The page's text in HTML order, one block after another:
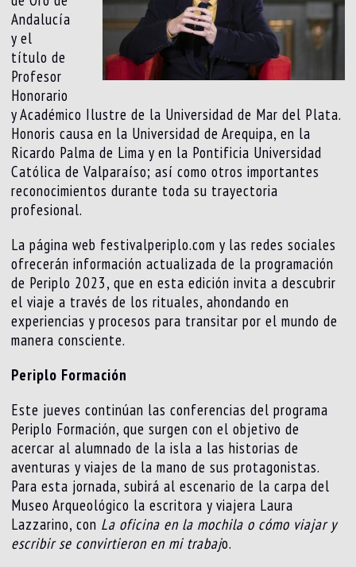
Andalucía
y el
título de
Profesor
Honorario
y Académico Ilustre de la Universidad de Mar del Plata.
Honoris causa en la Universidad de Arequipa, en la
Ricardo Palma de Lima y en la Pontificia Universidad
Católica de Valparaíso; así como otros importantes
reconocimientos durante toda su trayectoria
profesional.
La página web festivalperiplo.com y las redes sociales
ofrecerán información actualizada de la programación
de Periplo 2023, que en esta edición invita a descubrir
el viaje a través de los rituales, ahondando en
experiencias y procesos para transitar por el mundo de
manera consciente.
Periplo Formación
Este jueves continúan las conferencias del programa
Periplo Formación, que surgen con el objetivo de
acercar al alumnado de la isla a las historias de
aventuras y viajes de la mano de sus protagonistas.
Para esta jornada, subirá al escenario de la carpa del
Museo Arqueológico la escritora y viajera Laura
Lazzarino, con La oficina en la mochila o cómo viajar y
escribir se convirtieron en mi trabajo.